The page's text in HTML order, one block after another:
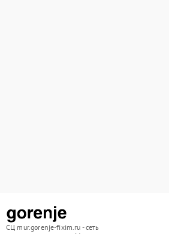
СЦ mur.gorenje-fixim.ru - сеть